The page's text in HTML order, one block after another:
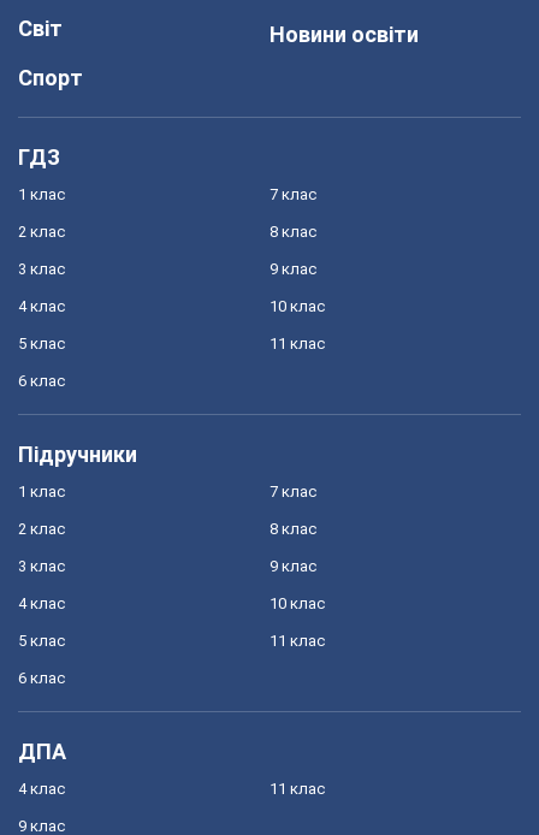
Світ
Спорт
Новини освіти
ГДЗ
1 клас
2 клас
3 клас
4 клас
5 клас
6 клас
7 клас
8 клас
9 клас
10 клас
11 клас
Підручники
1 клас
2 клас
3 клас
4 клас
5 клас
6 клас
7 клас
8 клас
9 клас
10 клас
11 клас
ДПА
4 клас
9 клас
11 клас